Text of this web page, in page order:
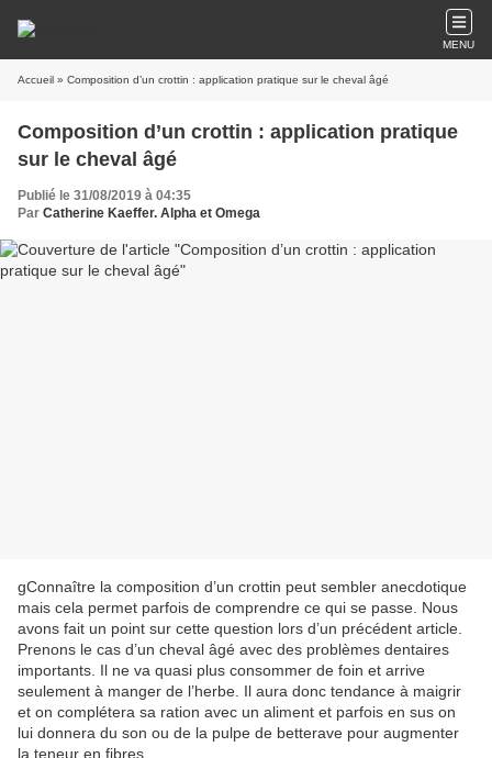
MENU
Accueil » Composition d’un crottin : application pratique sur le cheval âgé
Composition d’un crottin : application pratique
sur le cheval âgé
Publié le 31/08/2019 à 04:35
Par Catherine Kaeffer. Alpha et Omega
gConnaître la composition d’un crottin peut sembler anecdotique
mais cela permet parfois de comprendre ce qui se passe. Nous
avons fait un point sur cette question lors d’un précédent article.
Prenons le cas d’un cheval âgé avec des problèmes dentaires
importants. Il ne va quasi plus consommer de foin et arrive
seulement à manger de l’herbe. Il aura donc tendance à maigrir
et on complétera sa ration avec un aliment et parfois en sus on
lui donnera du son ou de la pulpe de betterave pour augmenter
la teneur en fibres.